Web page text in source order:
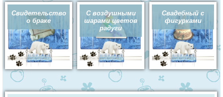
Свидетельство
о браке
С воздушными
шарами цветов
радуги
Свадебный с
фигурками